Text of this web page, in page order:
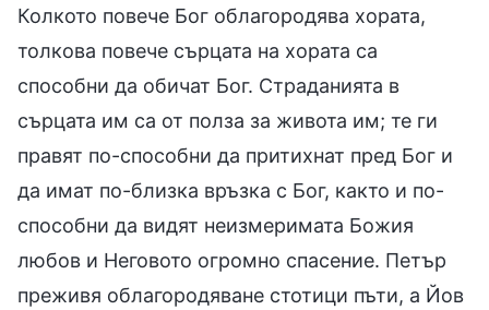
Колкото повече Бог облагородява хората,
толкова повече сърцата на хората са
способни да обичат Бог. Страданията в
сърцата им са от полза за живота им; те ги
правят по-способни да притихнат пред Бог и
да имат по-близка връзка с Бог, както и по-
способни да видят неизмеримата Божия
любов и Неговото огромно спасение. Петър
преживя облагородяване стотици пъти, а Йов